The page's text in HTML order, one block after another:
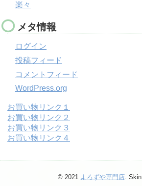
楽々
メタ情報
ログイン
投稿フィード
コメントフィード
WordPress.org
お買い物リンク１
お買い物リンク２
お買い物リンク３
お買い物リンク４
© 2021 よろずや専門店. Skin